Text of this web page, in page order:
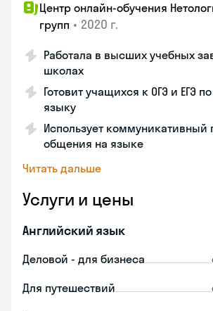
Центр онлайн-обучения
групп • 2020 г.
Работала в высших учебных
школах
Готовит учащихся к ОГЭ и ЕГЭ
языку
Использует коммуникативный
общения на языке
Читать дальше
Услуги и цены
Английский язык
Деловой - для бизнеса
Для путешествий